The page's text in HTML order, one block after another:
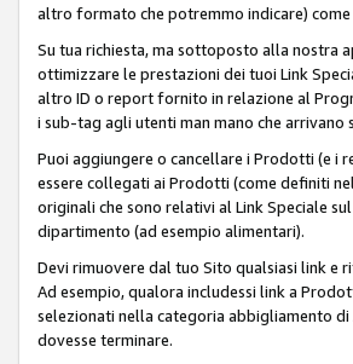
altro formato che potremmo indicare)
Su tua richiesta, ma sottoposto alla nostra
ottimizzare le prestazioni dei tuoi Link
altro ID o report fornito in relazione al
i sub-tag agli utenti man mano che
Puoi aggiungere o cancellare i Prodotti (e i
essere collegati ai Prodotti (come definiti
originali che sono relativi al Link Speciale
dipartimento (ad esempio alimentari).
Devi rimuovere dal tuo Sito qualsiasi link
Ad esempio, qualora includessi link a
selezionati nella categoria abbigliamento
dovesse terminare.